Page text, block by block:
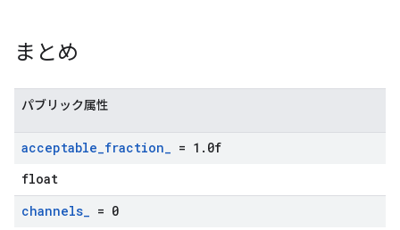
まとめ
パブリック属性
acceptable_fraction_ = 1 . 0f
float
channels_ = 0